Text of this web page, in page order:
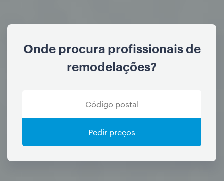
Onde procura profissionais de
remodelações?
Pedir preços